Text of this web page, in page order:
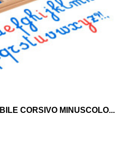
CORSIVO MINUSCOLO...